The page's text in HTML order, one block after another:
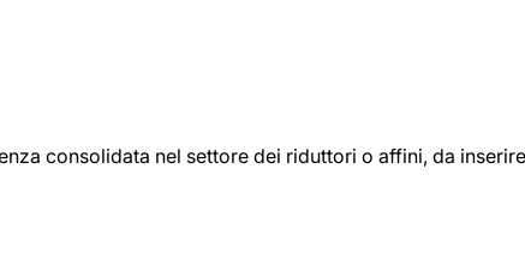
consolidata nel settore dei riduttori o affini, da inserire